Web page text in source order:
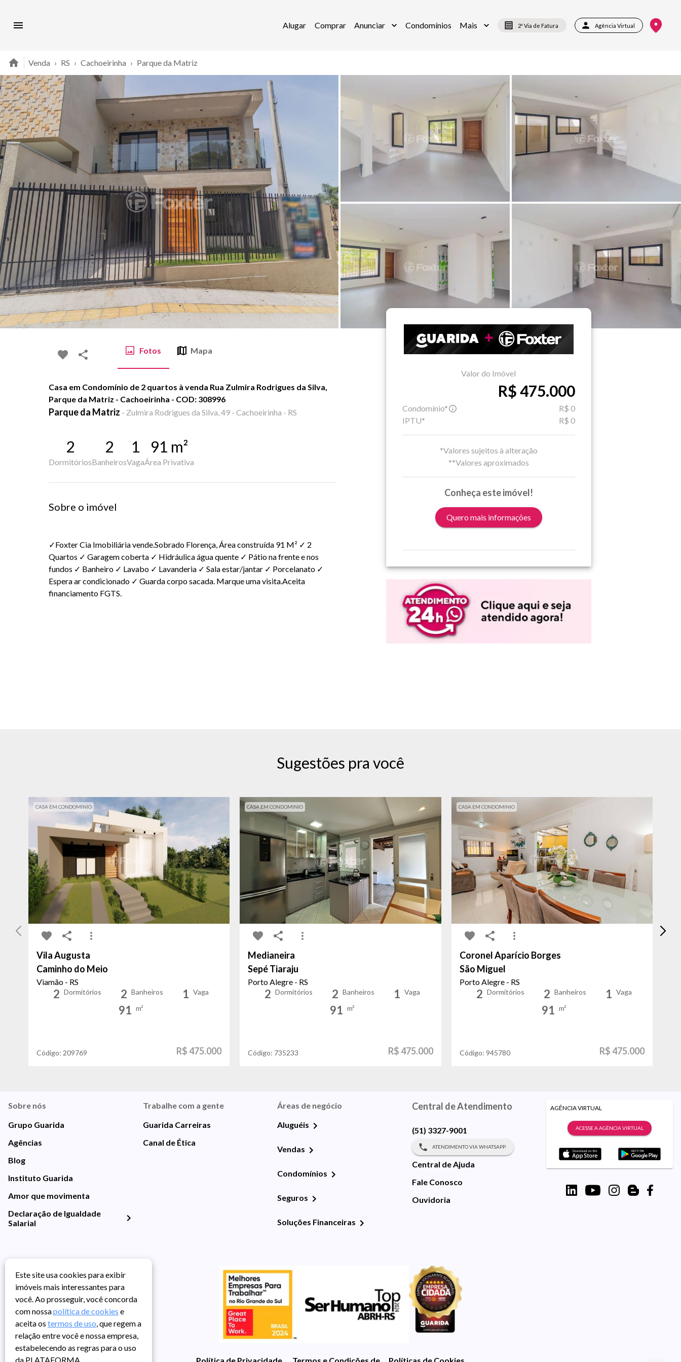
Alugar Comprar Anunciar Condomínios Mais 2ª Via de Fatura Agência Virtual
Venda › RS › Cachoeirinha › Parque da Matriz
Fotos Mapa
Casa em Condomínio de 2 quartos à venda Rua Zulmira Rodrigues da Silva,
Parque da Matriz - Cachoeirinha - COD: 308996
Parque da Matriz - Zulmira Rodrigues da Silva, 49 - Cachoeirinha - RS
2
Dormitórios
2
Banheiros
1
Vaga
91 m²
Área Privativa
Sobre o imóvel
✓Foxter Cia Imobiliária vende.Sobrado Florença, Área construída 91 M² ✓ 2
Quartos ✓ Garagem coberta ✓ Hidráulica água quente ✓ Pátio na frente e nos
fundos ✓ Banheiro ✓ Lavabo ✓ Lavanderia ✓ Sala estar/jantar ✓ Porcelanato ✓
Espera ar condicionado ✓ Guarda corpo sacada. Marque uma visita.Aceita
financiamento FGTS.
Valor do Imóvel
R$ 475.000
Condomínio*
R$ 0
IPTU*
R$ 0
*Valores sujeitos à alteração
**Valores aproximados
Conheça este imóvel!
Quero mais informações
Sugestões pra você
CASA EM CONDOMINIO
Vila Augusta
Caminho do Meio
Viamão - RS
2 Dormitórios 2 Banheiros 1 Vaga
91 m²
Código: 209769 R$ 475.000
CASA EM CONDOMINIO
Medianeira
Sepé Tiaraju
Porto Alegre - RS
2 Dormitórios 2 Banheiros 1 Vaga
91 m²
Código: 735233 R$ 475.000
CASA EM CONDOMINIO
Coronel Aparício Borges
São Miguel
Porto Alegre - RS
2 Dormitórios 2 Banheiros 1 Vaga
91 m²
Código: 945780 R$ 475.000
Sobre nós
Grupo Guarida
Agências
Blog
Instituto Guarida
Amor que movimenta
Declaração de Igualdade
Salarial
Trabalhe com a gente
Guarida Carreiras
Canal de Ética
Áreas de negócio
Aluguéis
Vendas
Condomínios
Seguros
Soluções Financeiras
Central de Atendimento
(51) 3327-9001
ATENDIMENTO VIA WHATSAPP
Central de Ajuda
Fale Conosco
Ouvidoria
AGÊNCIA VIRTUAL
ACESSE A AGÊNCIA VIRTUAL
Política de Privacidade Termos e Condições de UsoPolíticas de Cookies
Este site usa cookies para exibir
imóveis mais interessantes para
você. Ao prosseguir, você concorda
com nossapolítica de cookies e
aceita os termos de uso, que regem a
relação entre você e nossa empresa,
estabelecendo as regras para o uso
da PLATAFORMA.